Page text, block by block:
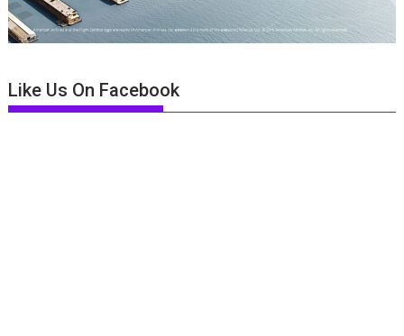
Like Us On Facebook